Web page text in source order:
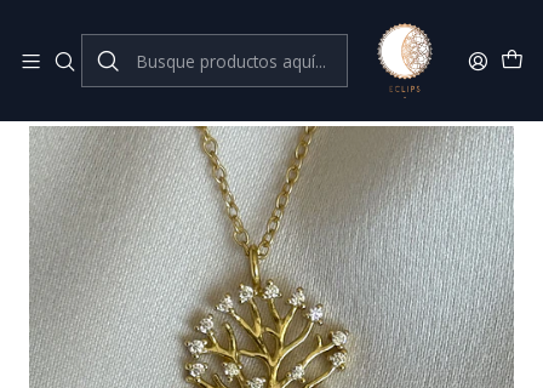
Inicio Collares Collar árbol de la vida con circones